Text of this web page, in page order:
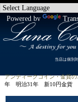
Powered by
当店は個別
アンティークコイン・金貨
年 明治31年 新10円金貨